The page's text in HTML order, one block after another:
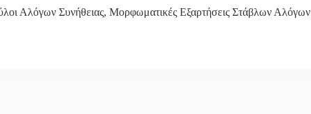
Αλόγων Συνήθειας, Μορφωματικές Εξαρτήσεις Στάβλων Αλόγων